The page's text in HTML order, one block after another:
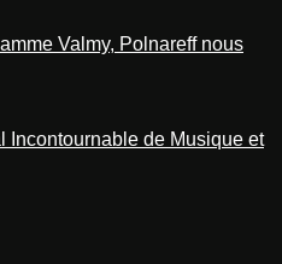
Valmy, Polnareff nous
Incontournable de Musique et